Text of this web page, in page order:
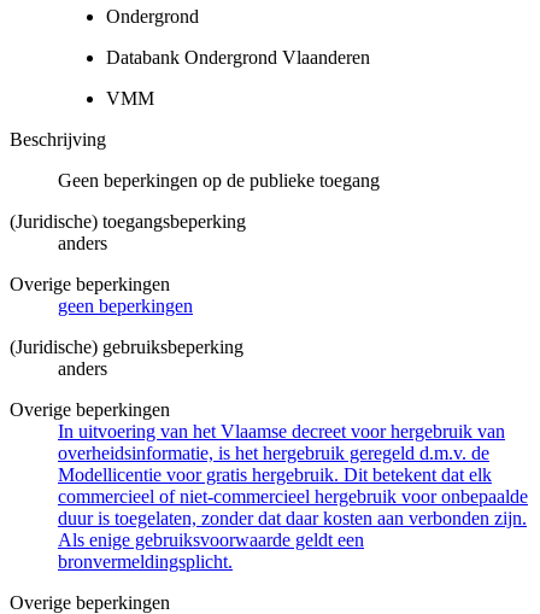
Ondergrond
Databank Ondergrond Vlaanderen
VMM
Beschrijving
Geen beperkingen op de publieke toegang
(Juridische) toegangsbeperking
anders
Overige beperkingen
geen beperkingen
(Juridische) gebruiksbeperking
anders
Overige beperkingen
In uitvoering van het Vlaamse decreet voor hergebruik van
overheidsinformatie, is het hergebruik geregeld d.m.v. de
Modellicentie voor gratis hergebruik. Dit betekent dat elk
commercieel of niet-commercieel hergebruik voor onbepaalde
duur is toegelaten, zonder dat daar kosten aan verbonden zijn.
Als enige gebruiksvoorwaarde geldt een
bronvermeldingsplicht.
Overige beperkingen